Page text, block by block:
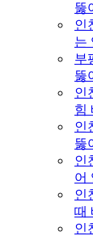
뚫
인
는
부
뚫
인
힘
인
뚫
인
어
인
때
인